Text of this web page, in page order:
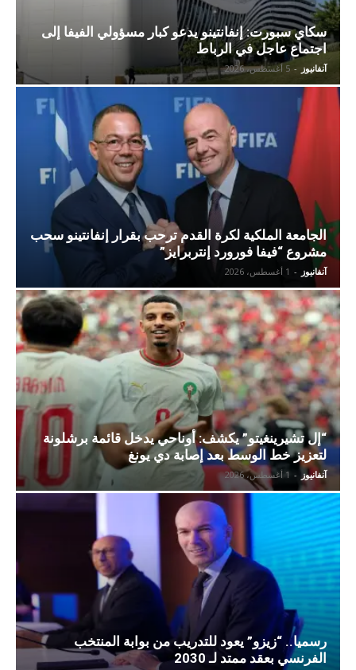
سكاي سبورت: إنفانتينو يدعو كبار مسؤولي الفيفا إلى
اجتماع عاجل في الرباط
آنفانيوز - 5 أغسطس، 2026
الجامعة الملكية لكرة القدم ترحب بقرار إنفانتينو سحب
مشروع “فيفا فورورد إنتربرايز”
آنفانيوز - 1 أغسطس، 2026
“إل تشيرينغيتو” يكشف: أوناحي يدخل قائمة برشلونة
لتعزيز خط الوسط بعد إصابة دي يونغ
آنفانيوز - 1 أغسطس، 2026
رسميا.. “زيزو” يعود للتدريب من بوابة المنتخب
الفرنسي بعقد ممتد لـ 2030